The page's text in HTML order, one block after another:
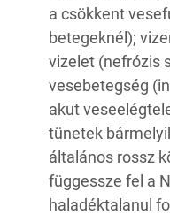
a csökkent
betegeknél);
vizelet (nefrózis
vesebetegség
akut
tünetek
általános rossz
függessze fel a
haladéktalanul